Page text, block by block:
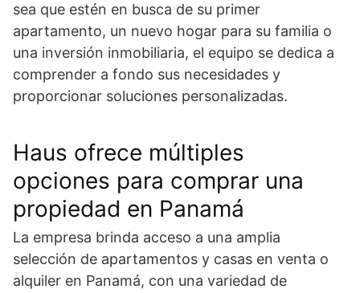
sea que estén en busca de su primer
apartamento, un nuevo hogar para su familia o
una inversión inmobiliaria, el equipo se dedica a
comprender a fondo sus necesidades y
proporcionar soluciones personalizadas.
Haus ofrece múltiples
opciones para comprar una
propiedad en Panamá
La empresa brinda acceso a una amplia
selección de apartamentos y casas en venta o
alquiler en Panamá, con una variedad de